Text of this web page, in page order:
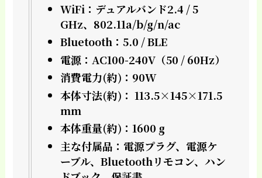
WiFi：デュアルバンド2.4 / 5
GHz、802.11a/b/g/n/ac
Bluetooth：5.0 / BLE
電源：AC100-240V（50 / 60Hz）
消費電力(約)：90W
本体寸法(約)： 113.5×145×171.5
mm
本体重量(約)：1600 g
主な付属品：電源プラグ、電源ケ
ーブル、Bluetoothリモコン、ハン